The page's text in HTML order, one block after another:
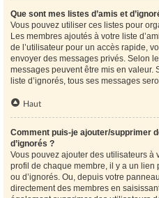
Que sont mes listes d’amis et
Vous pouvez utiliser ces listes pour
Les membres ajoutés à votre liste
de l’utilisateur pour un accès rapide,
envoyer des messages privés. Selon
messages peuvent être mis en valeur.
liste d’ignorés, tous ses messages
Haut
Comment puis-je ajouter/supprimer
d’ignorés ?
Vous pouvez ajouter des utilisateurs à
profil de chaque membre, il y a un lien
ou d’ignorés. Ou, depuis votre
directement des membres en